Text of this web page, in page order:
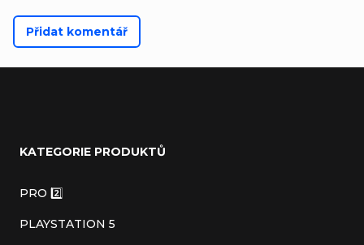
Přidat komentář
KATEGORIE PRODUKTŮ
PRO 2️⃣
PLAYSTATION 5